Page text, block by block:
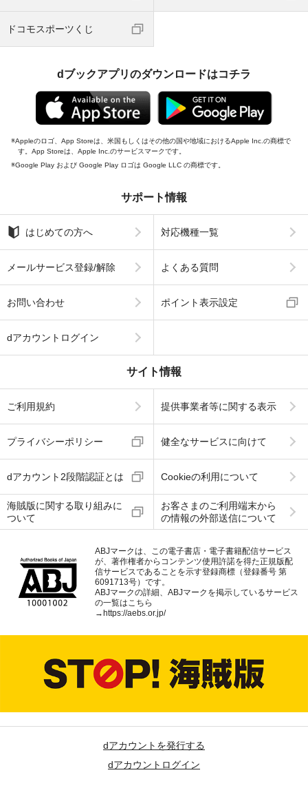
ドコモスポーツくじ
dブックアプリのダウンロードはコチラ
Appleのロゴ、App Storeは、米国もしくはその他の国や地域におけるApple Inc.の商標で
す。App Storeは、Apple Inc.のサービスマークです。
Google Play および Google Play ロゴは Google LLC の商標です。
サポート情報
はじめての方へ 対応機種一覧
メールサービス登録/解除 よくある質問
お問い合わせ ポイント表示設定
dアカウントログイン
サイト情報
ご利用規約 提供事業者等に関する表示
プライバシーポリシー 健全なサービスに向けて
dアカウント2段階認証とは Cookieの利用について
海賊版に関する取り組みに
ついて
お客さまのご利用端末から
の情報の外部送信について
ABJマークは、この電子書店・電子書籍配信サービス
が、著作権者からコンテンツ使用許諾を得た正規版配
信サービスであることを示す登録商標（登録番号 第
6091713号）です。
ABJマークの詳細、ABJマークを掲示しているサービス
の一覧はこちら
→https://aebs.or.jp/
dアカウントを発行する
dアカウントログイン